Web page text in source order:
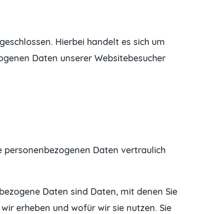
Hierbei handelt es sich um
Daten unserer Websitebesucher
personenbezogenen Daten vertraulich
Daten sind Daten, mit denen Sie
erheben und wofür wir sie nutzen. Sie